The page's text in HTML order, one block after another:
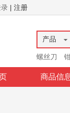
| 注册
产品
螺丝刀
商品信